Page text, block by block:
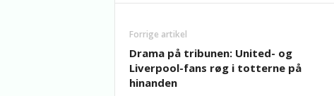
Forrige artikel
Drama på tribunen: United- og
Liverpool-fans røg i totterne på
hinanden